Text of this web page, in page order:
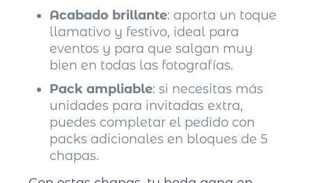
Acabado brillante: aporta un toque
llamativo y festivo, ideal para
eventos y para que salgan muy
bien en todas las fotografías.
Pack ampliable: si necesitas más
unidades para invitadas extra,
puedes completar el pedido con
packs adicionales en bloques de 5
chapas.